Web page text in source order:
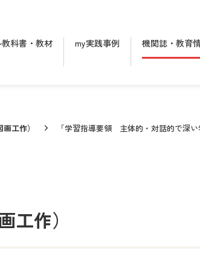
科書・教材 my実践事例 機関誌・教育
工作） 「学習指導要領 主体的・対話的で深
工作）